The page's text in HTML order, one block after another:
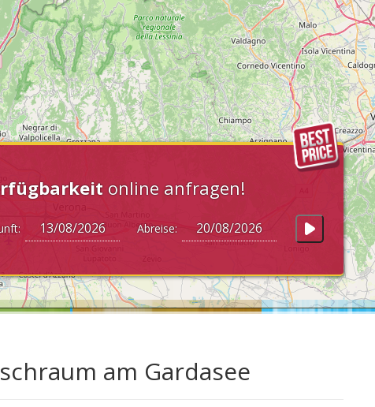
online anfragen!
Abreise:
am Gardasee